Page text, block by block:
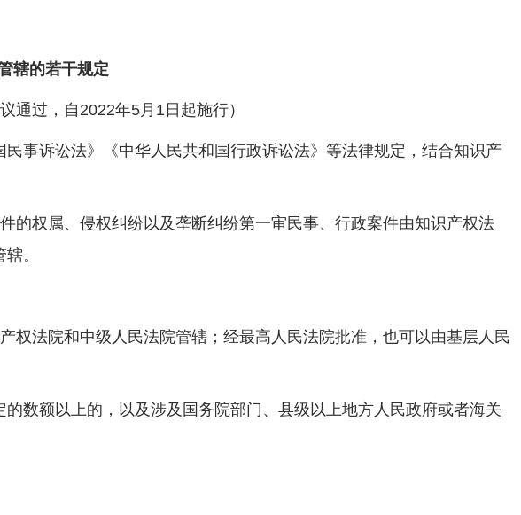
辖的若干规定
通过，自2022年5月1日起施行）
诉讼法》《中华人民共和国行政诉讼法》等法律规定，结合知识产
权属、侵权纠纷以及垄断纠纷第一审民事、行政案件由知识产权法
。
法院和中级人民法院管辖；经最高人民法院批准，也可以由基层人民
额以上的，以及涉及国务院部门、县级以上地方人民政府或者海关